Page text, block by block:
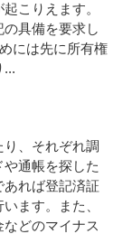
こりえます。
具備を要求し
には先に所有権
...
、それぞれ調
通帳を探した
あれば登記済証
ます。また、
どのマイナス